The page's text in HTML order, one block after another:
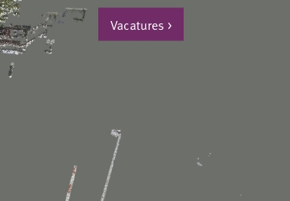
Vacatures >